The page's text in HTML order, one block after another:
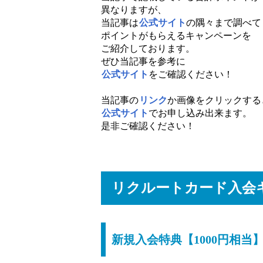
異なりますが、
当記事は公式サイトの隅々まで調べて
ポイントがもらえるキャンペーンを
ご紹介しております。
ぜひ当記事を参考に
公式サイト をご確認ください！
当記事の リンクか画像をクリックする
公式サイト でお申し込み出来ます。
是非ご確認ください！
リクルートカード入会
新規入会特典【1000円相当】